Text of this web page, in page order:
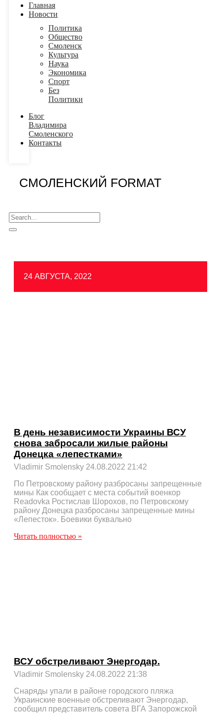
Главная
Новости
Политика
Общество
Смоленск
Культура
Наука
Экономика
Спорт
Без
Политики
Блог
Владимира
Смоленского
Контакты
СМОЛЕНСКИЙ FORMAT
24 АВГУСТА, 2022
В день независимости Украины ВСУ
снова забросали жилые районы
Донецка «лепестками»
Vladimir Smolensky 24.08.2022 21:42
По Петровскому району разбросаны запрещенные
мины Как сообщает с места событий военкор
Readovka Ростислав Шорохов, по Петровскому
району Донецка разбросаны запрещенные мины
«Лепесток». Боевики буквально
Читать полностью »
ВСУ обстреливают Энергодар.
Vladimir Smolensky 24.08.2022 21:38
Снаряды упали в районе городского пляжа
Украинские военные обстреливают Энергодар,
сообщил представитель совета ВГА Запорожской